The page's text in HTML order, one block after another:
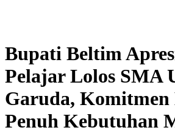
Bupati Beltim
Pelajar Lolos SMA
Garuda, Komitmen
Penuh Kebutuhan